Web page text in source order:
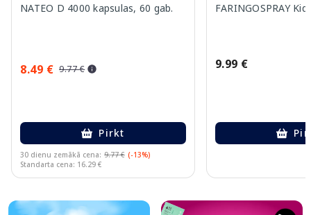
NATEO D 4000 kapsulas, 60 gab.
8.49 € 9.77 €
Pirkt
30 dienu zemākā cena: 9.77 € (-13%)
Standarta cena: 16.29 €
FARINGOSPRAY
9.99 €